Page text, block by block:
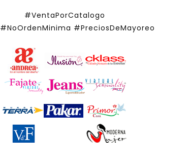
#VentaPorCatalogo
#NoOrdenMinima #PreciosDeMayoreo